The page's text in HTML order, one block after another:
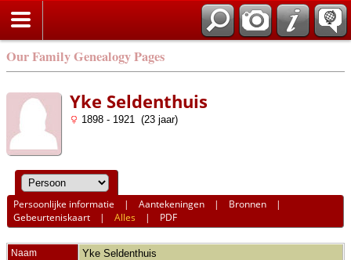
Our Family Genealogy Pages
Yke Seldenthuis
1898 - 1921 (23 jaar)
Persoonlijke informatie |Aantekeningen | Bronnen |
Gebeurteniskaart |Alles | PDF
Naam Yke Seldenthuis